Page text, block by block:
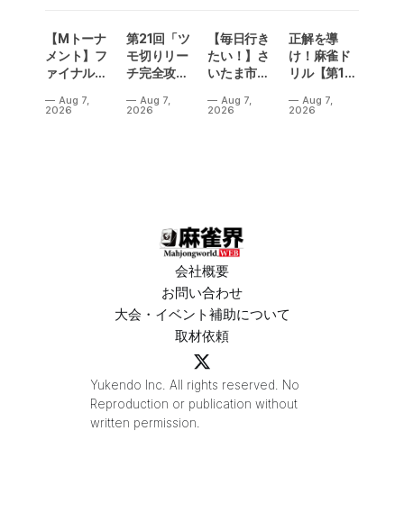
【Mトーナ
メント】フ
ァイナル／2
ニバル！東
Aug 7,
2026
第21回「ツ
モ切りリー
チ完全攻
Aug 7,
2026
【毎日行き
たい！】さ
いたま市に
誕生！？
Aug 7,
2026
正解を導
け！麻雀ド
リル【第14
Aug 7,
2026
会社概要
お問い合わせ
大会・イベント補助について
取材依頼
Yukendo Inc. All rights reserved. No
Reproduction or publication without
written permission.